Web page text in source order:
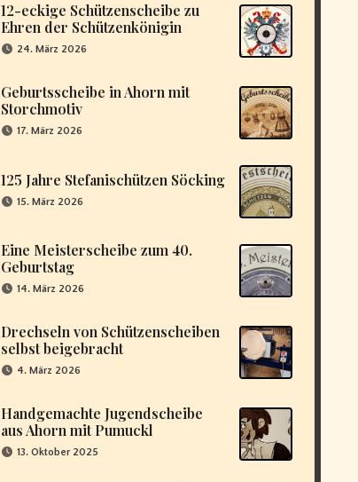
12-eckige Schützenscheibe zu
Ehren der Schützenkönigin
24. März 2026
Geburtsscheibe in Ahorn mit
Storchmotiv
17. März 2026
125 Jahre Stefanischützen Söcking
15. März 2026
Eine Meisterscheibe zum 40.
Geburtstag
14. März 2026
Drechseln von Schützenscheiben
selbst beigebracht
4. März 2026
Handgemachte Jugendscheibe
aus Ahorn mit Pumuckl
13. Oktober 2025